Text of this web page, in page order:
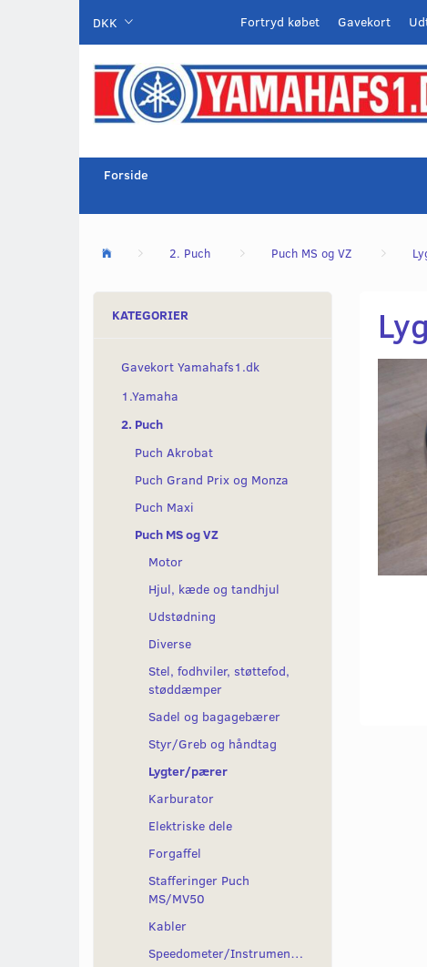
DKK Gavekort
Fortryd købet
Forside
2. Puch Puch MS og VZ
KATEGORIER
Gavekort Yamahafs1.dk
1.Yamaha
2. Puch
Puch Akrobat
Puch Grand Prix og Monza
Puch Maxi
Puch MS og VZ
Motor
Hjul, kæde og tandhjul
Udstødning
Diverse
Stel, fodhviler, støttefod,
støddæmper
Sadel og bagagebærer
Styr/Greb og håndtag
Lygter/pærer
Karburator
Elektriske dele
Forgaffel
Stafferinger Puch
MS/MV50
Kabler
Speedometer/Instrumenter